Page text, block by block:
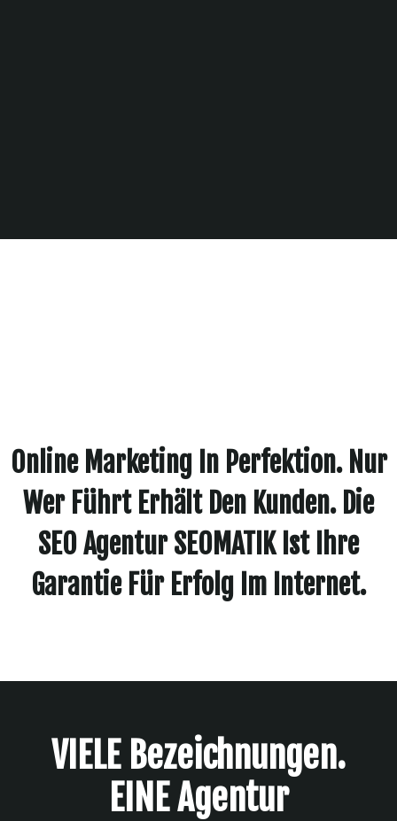
Online Marketing In Perfektion. Nur
Wer Führt Erhält Den Kunden. Die
SEO Agentur SEOMATIK Ist Ihre
Garantie Für Erfolg Im Internet.
VIELE Bezeichnungen.
EINE Agentur